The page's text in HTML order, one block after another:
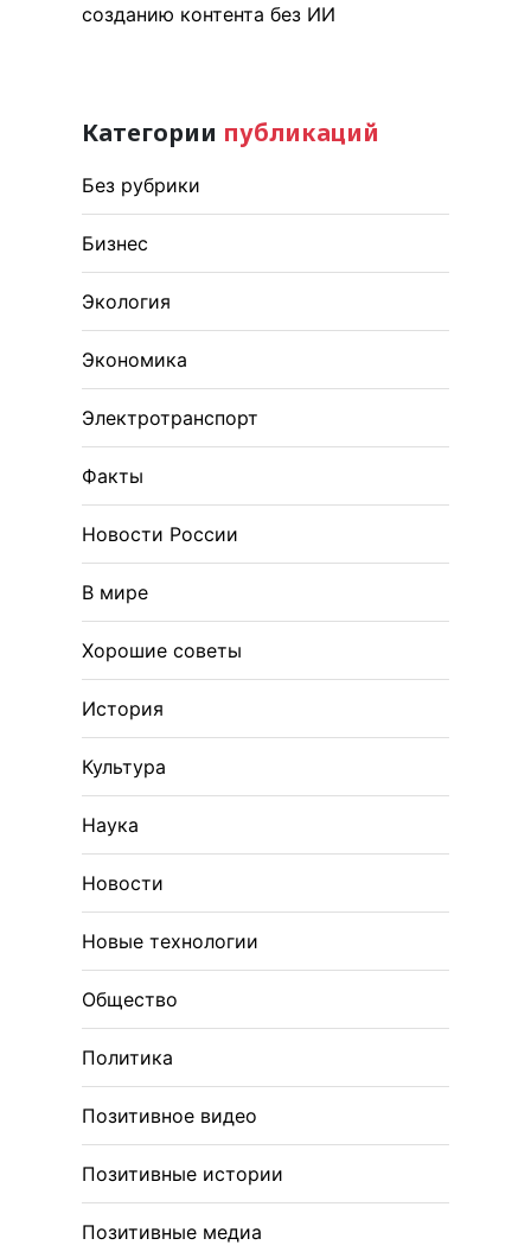
созданию контента без ИИ
Категории публикаций
Без рубрики
Бизнес
Экология
Экономика
Электротранспорт
Факты
Новости России
В мире
Хорошие советы
История
Культура
Наука
Новости
Новые технологии
Общество
Политика
Позитивное видео
Позитивные истории
Позитивные медиа